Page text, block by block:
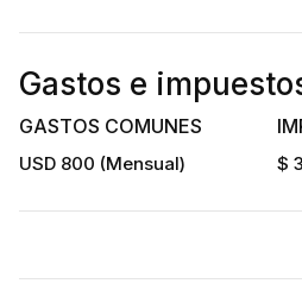
Gastos e
GASTOS COMUNES
USD 800 (Mensual) $